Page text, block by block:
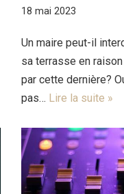
18 mai 2023
Un maire peut-il
sa terrasse en
par cette dernière?
pas… Lire la suite »